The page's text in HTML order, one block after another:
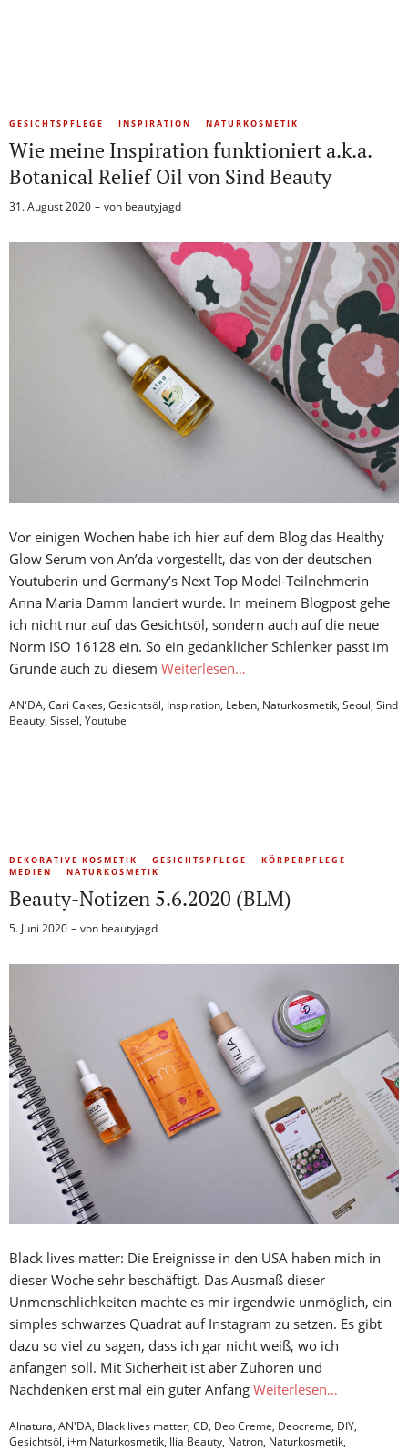
GESICHTSPFLEGE INSPIRATION NATURKOSMETIK
Wie meine Inspiration funktioniert a.k.a.
Botanical Relief Oil von Sind Beauty
31. August 2020 von beautyjagd
Vor einigen Wochen habe ich hier auf dem Blog das Healthy
Glow Serum von An’da vorgestellt, das von der deutschen
Youtuberin und Germany’s Next Top Model-Teilnehmerin
Anna Maria Damm lanciert wurde. In meinem Blogpost gehe
ich nicht nur auf das Gesichtsöl, sondern auch auf die neue
Norm ISO 16128 ein. So ein gedanklicher Schlenker passt im
Grunde auch zu diesem Weiterlesen…
AN'DA, Cari Cakes, Gesichtsöl, Inspiration, Leben, Naturkosmetik, Seoul, Sind
Beauty, Sissel, Youtube
DEKORATIVE KOSMETIK GESICHTSPFLEGE
KÖRPERPFLEGE
MEDIEN
NATURKOSMETIK
Beauty-Notizen 5.6.2020 (BLM)
5. Juni 2020 von beautyjagd
Black lives matter: Die Ereignisse in den USA haben mich in
dieser Woche sehr beschäftigt. Das Ausmaß dieser
Unmenschlichkeiten machte es mir irgendwie unmöglich, ein
simples schwarzes Quadrat auf Instagram zu setzen. Es gibt
dazu so viel zu sagen, dass ich gar nicht weiß, wo ich
anfangen soll. Mit Sicherheit ist aber Zuhören und
Nachdenken erst mal ein guter Anfang Weiterlesen…
Alnatura, AN'DA, Black lives matter, CD, Deo Creme, Deocreme, DIY,
Gesichtsöl, i+m Naturkosmetik, Ilia Beauty, Natron, Naturkosmetik,